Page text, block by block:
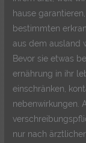
hause
bestimmten
aus dem ausland
Bevor sie etwas
ernährung in ihr
einschränken,
nebenwirkungen.
nur nach